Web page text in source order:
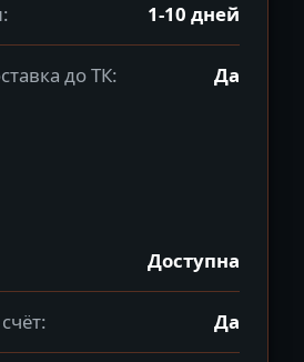
1-10 дней
до ТК: Да
Доступна
Да